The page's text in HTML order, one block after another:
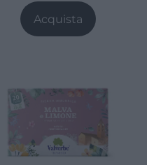
prezzo
originale
Acquista